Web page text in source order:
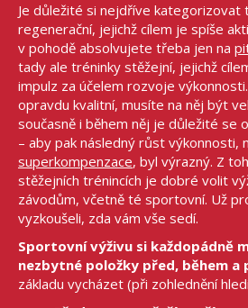
Je důležité si nejdříve kategorizovat
regenerační, jejichž cílem je spíše
v pohodě absolvujete třeba jen na
tady ale tréninky stěžejní, jejichž
impulz za účelem rozvoje
opravdu kvalitní, musíte na něj být
současně i během něj je důležité se
– aby pak následný růst výkonnosti,
superkompenzace, byl výrazný. Z
stěžejních trénincích je dobré volit
závodům, včetně té sportovní. Už
vyzkoušeli, zda vám vše sedí.
Sportovní výživu si každopádně
nezbytné položky před, během a
základu vycházet (při zohlednění